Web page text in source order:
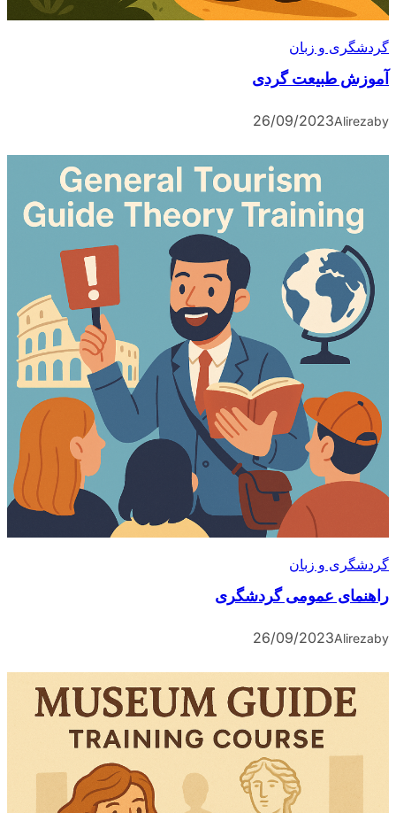
گردشگری و زبان
آموزش طبیعت گردی
by
Alireza
26/09/2023
گردشگری و زبان
راهنمای عمومی گردشگری
by
Alireza
26/09/2023